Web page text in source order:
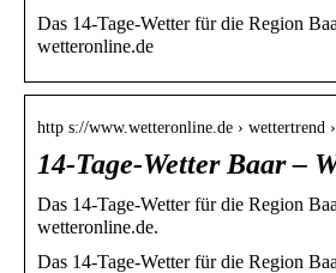
Das 14-Tage-Wetter für die Region
wetteronline.de
http s://www.wetteronline.de › wettertrend
14-Tage-Wetter Baar –
Das 14-Tage-Wetter für die Region
wetteronline.de.
Das 14-Tage-Wetter für die Region